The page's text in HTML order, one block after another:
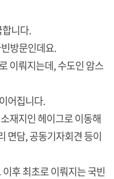
니다.
방문인데요.
이뤄지는데, 수도인 암스
어집니다.
재지인 헤이그로 이동해
면담, 공동기자회견 등이
후 최초로 이뤄지는 국빈